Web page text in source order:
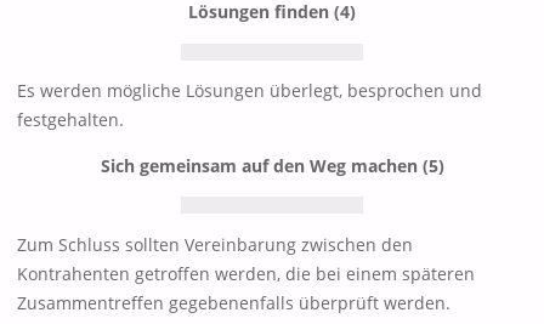
Lösungen finden (4)
Es werden mögliche Lösungen überlegt, besprochen und
festgehalten.
Sich gemeinsam auf den Weg machen (5)
Zum Schluss sollten Vereinbarung zwischen den
Kontrahenten getroffen werden, die bei einem späteren
Zusammentreffen gegebenenfalls überprüft werden.